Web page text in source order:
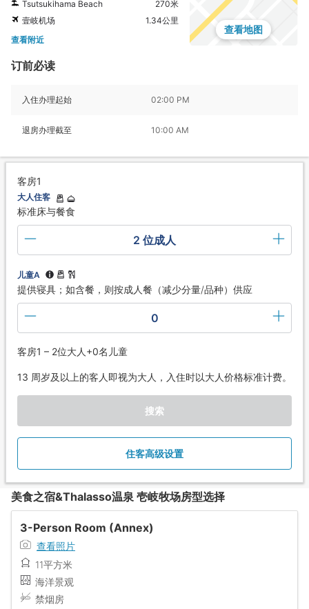
Tsutsukihama Beach
270米
壹岐机场
1.34公里
查看附近
查看地图
订前必读
入住办理起始 02:00 PM
退房办理截至 10:00 AM
客房1
大人住客
标准床与餐食
2 位成人
儿童A
提供寝具；如含餐，则按成人餐（减少分量/品种）供应
0
客房1 – 2位大人+0名儿童
13 周岁及以上的客人即视为大人，入住时以大人价格标准计费。
搜索
住客高级设置
美食之宿&Thalasso温泉 壱岐牧场房型选择
3-Person Room (Annex)
查看照片
11平方米
海洋景观
禁烟房